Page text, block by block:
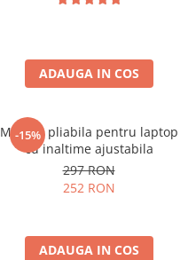
ADAUGA IN COS
-15%
Masuta pliabila pentru laptop
cu inaltime ajustabila
297 RON
252 RON
ADAUGA IN COS